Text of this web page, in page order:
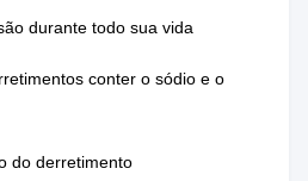
durante todo sua vida
conter o sódio e o
do derretimento